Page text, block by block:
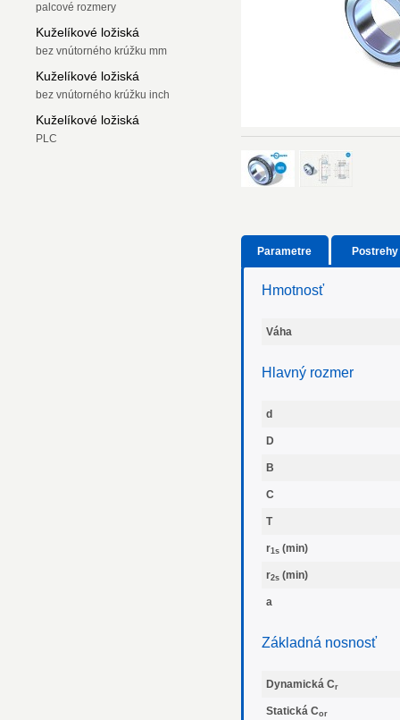
palcové rozmery
Kuželíkové ložiská
bez vnútorného krúžku mm
Kuželíkové ložiská
bez vnútorného krúžku inch
Kuželíkové ložiská
PLC
Parametre Postrehy
Hmotnosť
Váha
Hlavný rozmer
d
D
B
C
T
r1s (min)
r2s (min)
a
Základná nosnosť
Dynamická Cr
Statická Cor